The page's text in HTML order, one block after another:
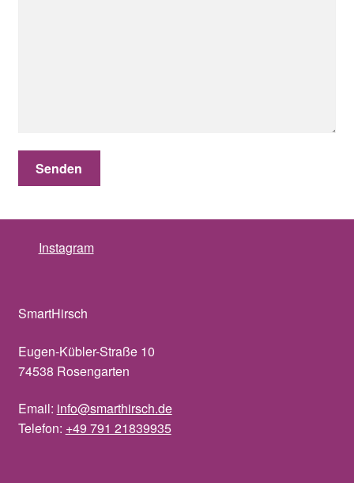
Instagram
SmartHirsch
Eugen-Kübler-Straße 10
74538 Rosengarten
Email: info@smarthirsch.de
Telefon: +49 791 21839935